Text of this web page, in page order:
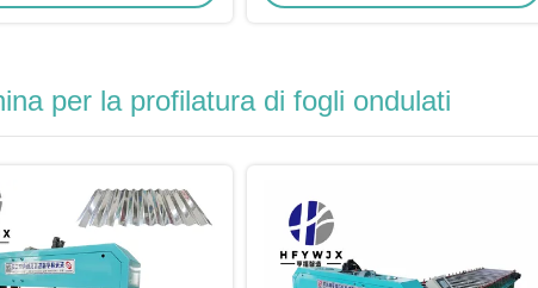
per la profilatura di fogli ondulati